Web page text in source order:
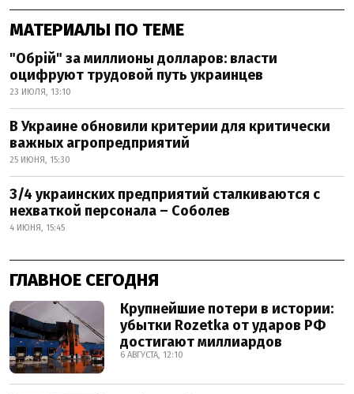
МАТЕРИАЛЫ ПО ТЕМЕ
"Обрій" за миллионы долларов: власти
оцифруют трудовой путь украинцев
23 ИЮЛЯ, 13:10
В Украине обновили критерии для критически
важных агропредприятий
25 ИЮНЯ, 15:30
3/4 украинских предприятий сталкиваются с
нехваткой персонала – Соболев
4 ИЮНЯ, 15:45
ГЛАВНОЕ СЕГОДНЯ
Крупнейшие потери в истории:
убытки Rozetka от ударов РФ
достигают миллиардов
6 АВГУСТА, 12:10